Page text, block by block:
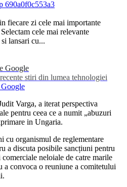
fiecare zi cele mai importante
cele mai relevante
lansari cu...
Google
stiri din lumea tehnologiei
Varga, a iterat perspectiva
pentru ceea ce a numit „abuzuri
in Ungaria.
cu organismul de reglementare
a discuta posibile sancțiuni pentru
neloiale de catre marile
a convoca o reuniune a comitetului